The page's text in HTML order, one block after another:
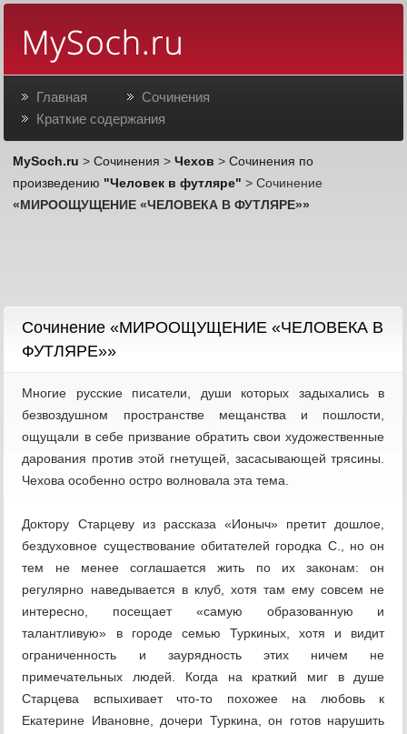
Главная
Сочинения
Краткие содержания
MySoch.ru >Сочинения >Чехов >Сочинения по
произведению "Человек в футляре" > Сочинение
«МИРООЩУЩЕНИЕ «ЧЕЛОВЕКА В ФУТЛЯРЕ»»
Cочинение «МИРООЩУЩЕНИЕ «ЧЕЛОВЕКА В
ФУТЛЯРЕ»»
Многие русские писатели, души которых задыхались в
безвоздушном пространстве мещанства и пошлости,
ощущали в себе призвание обратить свои художественные
дарования против этой гнетущей, засасывающей трясины.
Чехова особенно остро волновала эта тема.
Доктору Старцеву из рассказа «Ионыч» претит дошлое,
бездуховное существование обитателей городка С., но он
тем не менее соглашается жить по их законам: он
регулярно наведывается в клуб, хотя там ему совсем не
интересно, посещает «самую образованную и
талантливую» в городе семью Туркиных, хотя и видит
ограниченность и заурядность этих ничем не
примечательных людей. Когда на краткий миг в душе
Старцева вспыхивает что-то похожее на любовь к
Екатерине Ивановне, дочери Туркина, он готов нарушить